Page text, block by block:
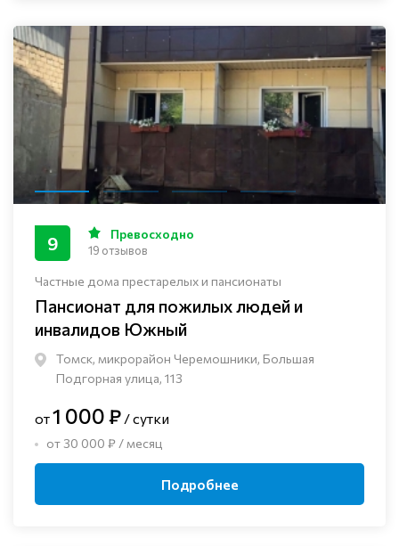
Частные дома престарелых и пансионаты
Пансионат для пожилых людей и
инвалидов Южный
Томск, микрорайон Черемошники, Большая
Подгорная улица, 113
9 Превосходно
19 отзывов
от1 000 ₽ / сутки
от 30 000 ₽ / месяц
Подробнее